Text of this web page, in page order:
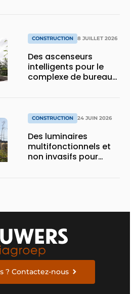
CONSTRUCTION 8 JUILLET 2026
Des ascenseurs
intelligents pour le
complexe de bureaux
CONSTRUCTION 24 JUIN 2026
Des luminaires
multifonctionnels et
non invasifs pour
? Contactez-nous